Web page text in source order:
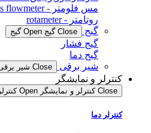
مس فلومتر - mass flowmeter
روتامتر - rotameter
گیج
Close گیج Open گیج
گیج فشار
گیج دما
شیر برقی
Close شیر برقی
کنترلر و نمایشگر
Close کنترلر و نمایشگر Open کنترلر و نمایشگر
کنترلر دما